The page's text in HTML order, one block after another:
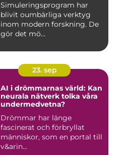
Simuleringsprogram har
blivit oumbärliga verktyg
inom modern forskning. De
gör det mö...
23. sep
AI i drömmarnas värld: Kan
neurala nätverk tolka våra
undermedvetna?
Drömmar har länge
fascinerat och förbryllat
människor, som en portal till
v&arin...